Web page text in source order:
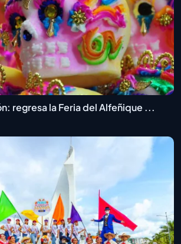
regresa la Feria del Alfeñique ...